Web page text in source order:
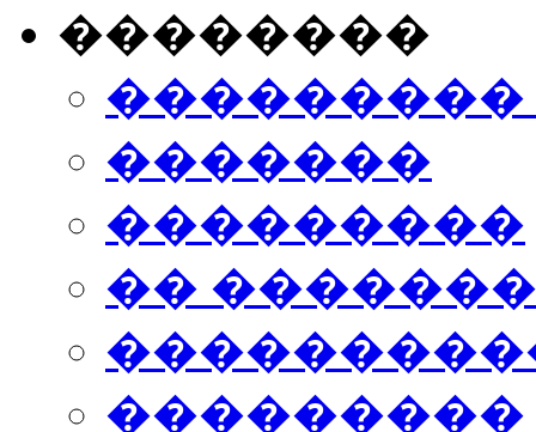
��������
���������
�������
���������
��
���������